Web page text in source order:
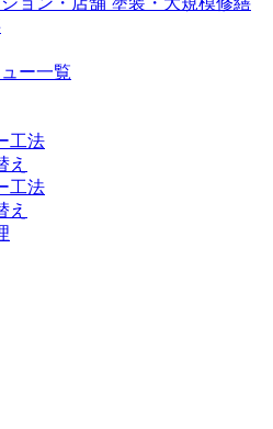
ー一覧
工法
え
工法
え